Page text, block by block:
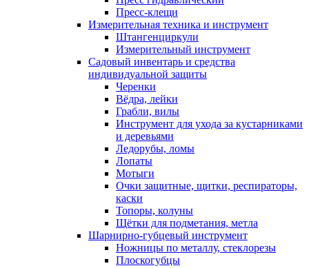
Пресс-клещи
Измерительная техника и инструмент
Штангенциркули
Измерительный инструмент
Садовый инвентарь и средства
индивидуальной защиты
Черенки
Вёдра, лейки
Грабли, вилы
Инструмент для ухода за кустарниками
и деревьями
Ледорубы, ломы
Лопаты
Мотыги
Очки защитные, щитки, респираторы,
каски
Топоры, колуны
Щётки для подметания, метла
Шарнирно-губцевый инструмент
Ножницы по металлу, стеклорезы
Плоскогубцы